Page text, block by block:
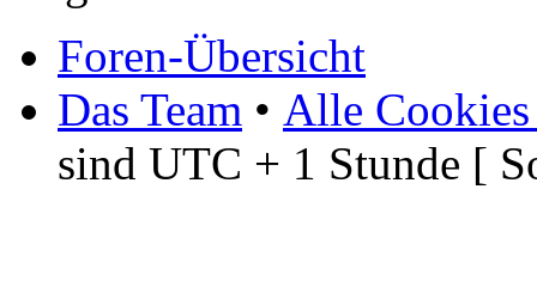
Foren-Übersicht
Das Team • Alle Cookies
sind UTC + 1 Stunde [